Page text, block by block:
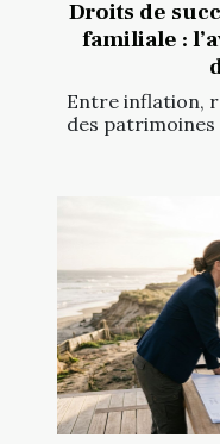
Droits de
familiale :
Entre inflation,
des patrimoines